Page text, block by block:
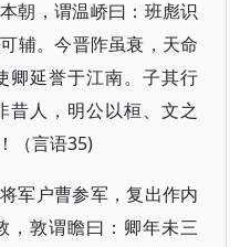
朝，谓温峤曰：班彪识
辅。今晋阼虽衰，天命
卿延誉于江南。子其行
昔人，明公以桓、文之
（言语35)
军户曹参军，复出作内
，敦谓瞻曰：卿年未三